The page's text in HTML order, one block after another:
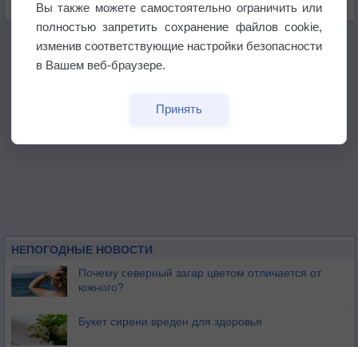
НЕПОГОДНЫЕ НОВОСТИ
Почему северный загар цветом отличается от
южного?
Букет сирени вреден для здоровья
Вы также можете самостоятельно ограничить или
полностью запретить сохранение файлов cookie,
изменив соответствующие настройки безопасности
в Вашем веб-браузере.
Принять